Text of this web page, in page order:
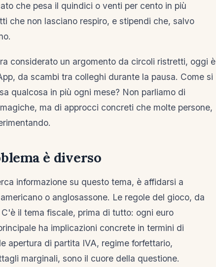
che pesa il quindici o venti per cento in più
che non lasciano respiro, e stipendi che, salvo
considerato un argomento da circoli ristretti, oggi è
da scambi tra colleghi durante la pausa. Come si
qualcosa in più ogni mese? Non parliamo di
ma di approcci concreti che molte persone,
è diverso
informazione su questo tema, è affidarsi a
o anglosassone. Le regole del gioco, da
il tema fiscale, prima di tutto: ogni euro
ha implicazioni concrete in termini di
apertura di partita IVA, regime forfettario,
marginali, sono il cuore della questione.